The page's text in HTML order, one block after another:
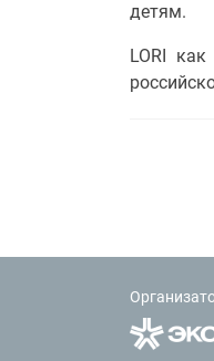
детям.
LORI